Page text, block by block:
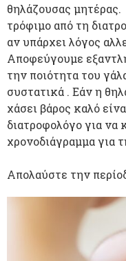
θηλάζουσας
τρόφιμο από τη
αν υπάρχει λόγος
Αποφεύγουμε
την ποιότητα του
συστατικά . Εάν η
χάσει βάρος καλό
διατροφολόγο για να
χρονοδιάγραμμα για
Απολαύστε την